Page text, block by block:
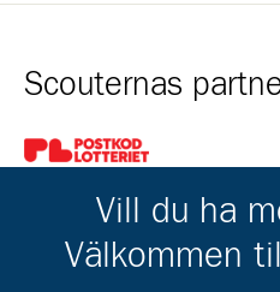
Scouternas
Gå till pl_50
Vill du ha
Välkommen